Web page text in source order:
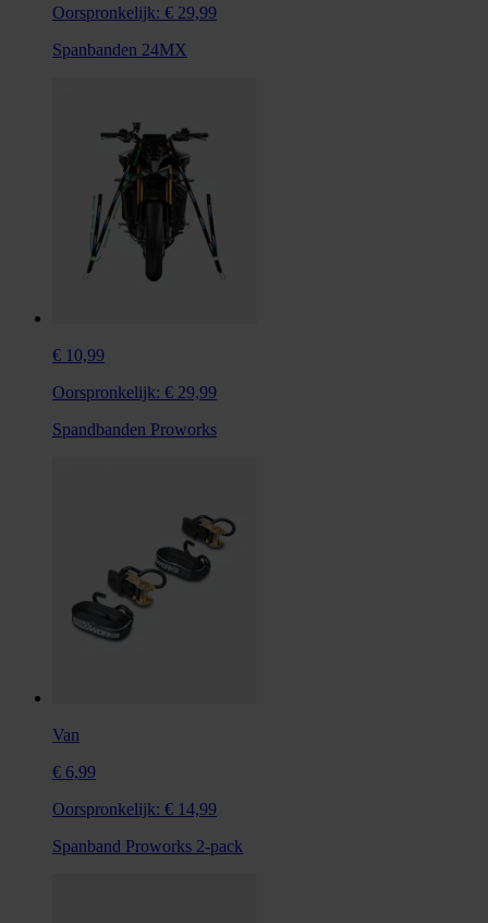
Oorspronkelijk: € 29,99
Spanbanden 24MX
€ 10,99
Oorspronkelijk: € 29,99
Spandbanden Proworks
Van
€ 6,99
Oorspronkelijk: € 14,99
Spanband Proworks 2-pack